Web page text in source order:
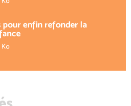
pour enfin refonder la
Ko